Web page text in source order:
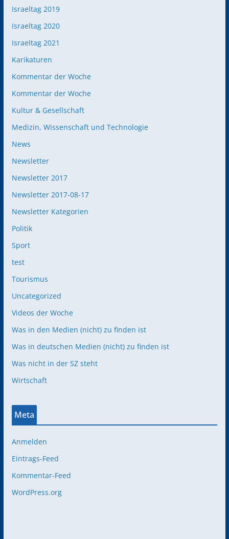
Israeltag 2019
Israeltag 2020
Israeltag 2021
Karikaturen
Kommentar der Woche
Kommentar der Woche
Kultur & Gesellschaft
Medizin, Wissenschaft und Technologie
News
Newsletter
Newsletter 2017
Newsletter 2017-08-17
Newsletter Kategorien
Politik
Sport
test
Tourismus
Uncategorized
Videos der Woche
Was in den Medien (nicht) zu finden ist
Was in deutschen Medien (nicht) zu finden ist
Was nicht in der SZ steht
Wirtschaft
Meta
Anmelden
Eintrags-Feed
Kommentar-Feed
WordPress.org